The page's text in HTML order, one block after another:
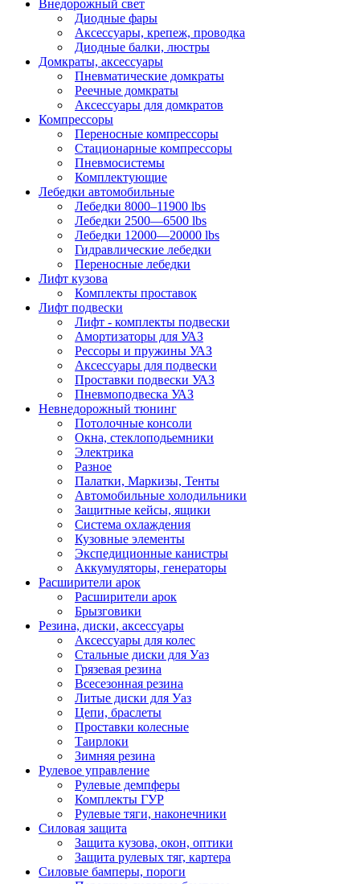
Внедорожный свет
Диодные фары
Аксессуары, крепеж, проводка
Диодные балки, люстры
Домкраты, аксессуары
Пневматические домкраты
Реечные домкраты
Аксессуары для домкратов
Компрессоры
Переносные компрессоры
Стационарные компрессоры
Пневмосистемы
Комплектующие
Лебедки автомобильные
Лебедки 8000–11900 lbs
Лебедки 2500—6500 lbs
Лебедки 12000—20000 lbs
Гидравлические лебедки
Переносные лебедки
Лифт кузова
Комплекты проставок
Лифт подвески
Лифт - комплекты подвески
Амортизаторы для УАЗ
Рессоры и пружины УАЗ
Аксессуары для подвески
Проставки подвески УАЗ
Пневмоподвеска УАЗ
Невнедорожный тюнинг
Потолочные консоли
Окна, стеклоподьемники
Электрика
Разное
Палатки, Маркизы, Тенты
Автомобильные холодильники
Защитные кейсы, ящики
Система охлаждения
Кузовные элементы
Экспедиционные канистры
Аккумуляторы, генераторы
Расширители арок
Расширители арок
Брызговики
Резина, диски, аксессуары
Аксессуары для колес
Стальные диски для Уаз
Грязевая резина
Всесезонная резина
Литые диски для Уаз
Цепи, браслеты
Проставки колесные
Таирлоки
Зимняя резина
Рулевое управление
Рулевые демпферы
Комплекты ГУР
Рулевые тяги, наконечники
Силовая защита
Защита кузова, окон, оптики
Защита рулевых тяг, картера
Силовые бамперы, пороги